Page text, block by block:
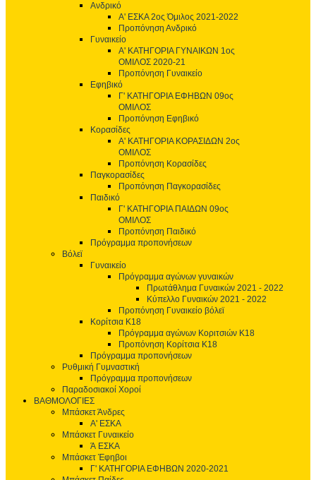
Ανδρικό
Α' ΕΣΚΑ 2ος Όμιλος 2021-2022
Προπόνηση Ανδρικό
Γυναικείο
Α' ΚΑΤΗΓΟΡΙΑ ΓΥΝΑΙΚΩΝ 1ος
ΟΜΙΛΟΣ 2020-21
Προπόνηση Γυναικείο
Εφηβικό
Γ' ΚΑΤΗΓΟΡΙΑ ΕΦΗΒΩΝ 09ος
ΟΜΙΛΟΣ
Προπόνηση Εφηβικό
Κορασίδες
Α' ΚΑΤΗΓΟΡΙΑ ΚΟΡΑΣΙΔΩΝ 2ος
ΟΜΙΛΟΣ
Προπόνηση Κορασίδες
Παγκορασίδες
Προπόνηση Παγκορασίδες
Παιδικό
Γ' ΚΑΤΗΓΟΡΙΑ ΠΑΙΔΩΝ 09ος
ΟΜΙΛΟΣ
Προπόνηση Παιδικό
Πρόγραμμα προπονήσεων
Βόλεϊ
Γυναικείο
Πρόγραμμα αγώνων γυναικών
Πρωτάθλημα Γυναικών 2021 - 2022
Κύπελλο Γυναικών 2021 - 2022
Προπόνηση Γυναικείο βόλεϊ
Κορίτσια Κ18
Πρόγραμμα αγώνων Κοριτσιών Κ18
Προπόνηση Κορίτσια Κ18
Πρόγραμμα προπονήσεων
Ρυθμική Γυμναστική
Πρόγραμμα προπονήσεων
Παραδοσιακοί Χοροί
ΒΑΘΜΟΛΟΓΙΕΣ
Μπάσκετ Άνδρες
Α' ΕΣΚΑ
Μπάσκετ Γυναικείο
Ά ΕΣΚΑ
Μπάσκετ Έφηβοι
Γ' ΚΑΤΗΓΟΡΙΑ ΕΦΗΒΩΝ 2020-2021